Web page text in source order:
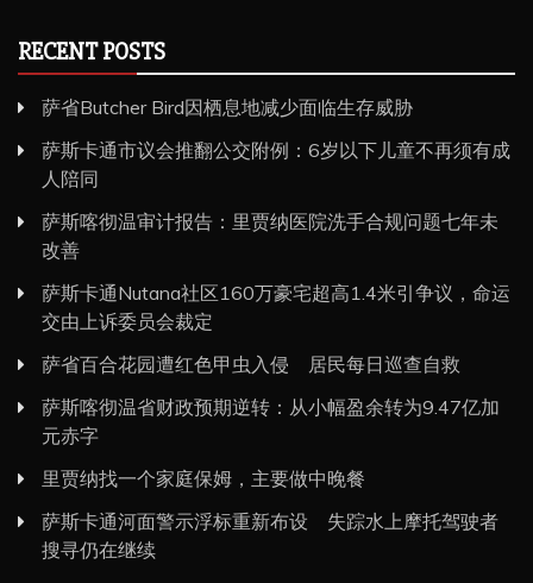
RECENT POSTS
萨省Butcher Bird因栖息地减少面临生存威胁
萨斯卡通市议会推翻公交附例：6岁以下儿童不再须有成
人陪同
萨斯喀彻温审计报告：里贾纳医院洗手合规问题七年未
改善
萨斯卡通Nutana社区160万豪宅超高1.4米引争议，命运
交由上诉委员会裁定
萨省百合花园遭红色甲虫入侵 居民每日巡查自救
萨斯喀彻温省财政预期逆转：从小幅盈余转为9.47亿加
元赤字
里贾纳找一个家庭保姆，主要做中晚餐
萨斯卡通河面警示浮标重新布设 失踪水上摩托驾驶者
搜寻仍在继续